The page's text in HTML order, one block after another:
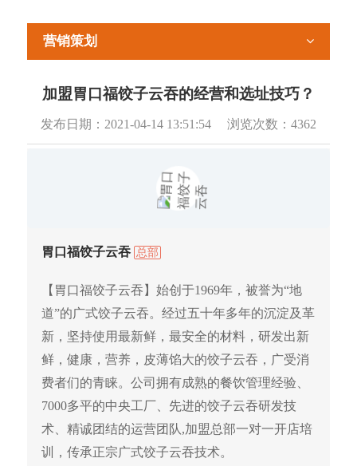
营销策划
加盟胃口福饺子云吞的经营和选址技巧？
发布日期： 2021-04-14 13:51:54 浏览次数： 4362
胃口福饺子云吞 总部
【胃口福饺子云吞】始创于1969年，被誉为“地
道”的广式饺子云吞。经过五十年多年的沉淀及革
新，坚持使用最新鲜，最安全的材料，研发出新
鲜，健康，营养，皮薄馅大的饺子云吞，广受消
费者们的青睐。公司拥有成熟的餐饮管理经验、
7000多平的中央工厂、先进的饺子云吞研发技
术、精诚团结的运营团队,加盟总部一对一开店培
训，传承正宗广式饺子云吞技术。